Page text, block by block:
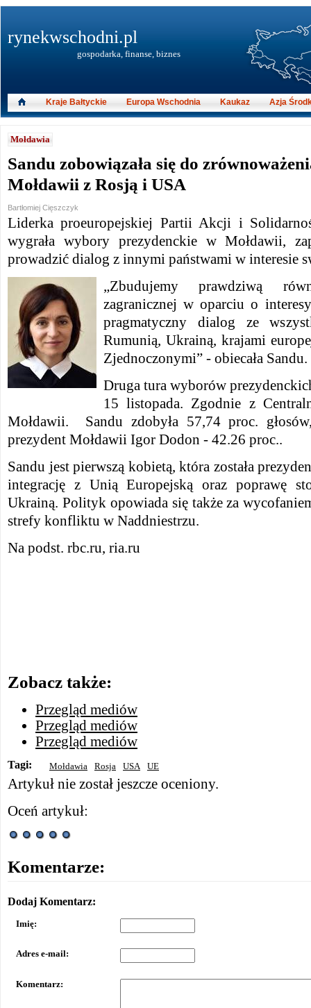
Mołdawia
Sandu zobowiązała się do
Mołdawii z Rosją i USA
Bartłomiej Cięszczyk
Liderka proeuropejskiej Partii Akcji i
wygrała wybory prezydenckie w Mołdawii,
prowadzić dialog z innymi państwami w interesie
„Zbudujemy prawdziwą
zagranicznej w oparciu o
pragmatyczny dialog ze
Rumunią, Ukrainą, krajami
Zjednoczonymi” - obiecała Sandu.
Druga tura wyborów
15 listopada. Zgodnie z
Mołdawii. Sandu zdobyła 57,74 proc.
prezydent Mołdawii Igor Dodon - 42.26 proc..
Sandu jest pierwszą kobietą, która została
integrację z Unią Europejską oraz poprawę
Ukrainą. Polityk opowiada się także za
strefy konfliktu w Naddniestrzu.
Na podst. rbc.ru, ria.ru
Zobacz także:
Przegląd mediów
Przegląd mediów
Przegląd mediów
Tagi: Mołdawia Rosja USA UE
Artykuł nie został jeszcze oceniony.
Oceń artykuł:
Komentarze:
Dodaj Komentarz:
Imię:
Adres e-mail:
Komentarz:
rynekwschodni.pl
gospodarka, finanse, biznes
Kraje Bałtyckie Europa Wschodnia Kaukaz Azja